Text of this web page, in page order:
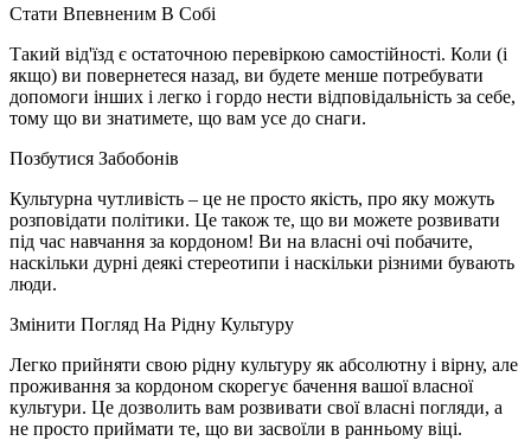
Стати Впевненим В Собі
Такий від'їзд є остаточною перевіркою самостійності. Коли (і
якщо) ви повернетеся назад, ви будете менше потребувати
допомоги інших і легко і гордо нести відповідальність за себе,
тому що ви знатимете, що вам усе до снаги.
Позбутися Забобонів
Культурна чутливість – це не просто якість, про яку можуть
розповідати політики. Це також те, що ви можете розвивати
під час навчання за кордоном! Ви на власні очі побачите,
наскільки дурні деякі стереотипи і наскільки різними бувають
люди.
Змінити Погляд На Рідну Культуру
Легко прийняти свою рідну культуру як абсолютну і вірну, але
проживання за кордоном скорегує бачення вашої власної
культури. Це дозволить вам розвивати свої власні погляди, а
не просто приймати те, що ви засвоїли в ранньому віці.